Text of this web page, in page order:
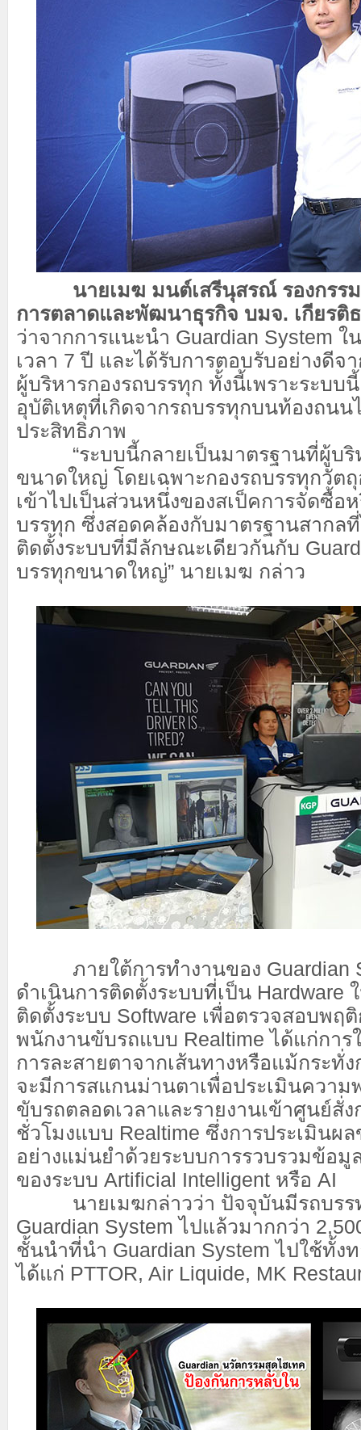
นายเมฆ มนต์เสรีนุสรณ์ รองกรรม
การตลาดและพัฒนาธุรกิจ บมจ. เกียรติ
ว่าจากการแนะนำ Guardian System ใ
เวลา 7 ปี และได้รับการตอบรับอย่างดีจ
ผู้บริหารกองรถบรรทุก ทั้งนี้เพราะระบบ
อุบัติเหตุที่เกิดจากรถบรรทุกบนท้องถนน
ประสิทธิภาพ
“ระบบนี้กลายเป็นมาตรฐานที่ผู้บริห
ขนาดใหญ่ โดยเฉพาะกองรถบรรทุกวัต
เข้าไปเป็นส่วนหนึ่งของสเป็คการจัดซื้อ
บรรทุก ซึ่งสอดคล้องกับมาตรฐานสากล
ติดตั้งระบบที่มีลักษณะเดียวกันกับ
บรรทุกขนาดใหญ่” นายเมฆ กล่าว
ภายใต้การทำงานของ Guardian
ดำเนินการติดตั้งระบบที่เป็น Hardware
ติดตั้งระบบ Software เพื่อตรวจสอบพฤ
พนักงานขับรถแบบ Realtime ได้แก่กา
การละสายตาจากเส้นทางหรือแม้กระทั่
จะมีการสแกนม่านตาเพื่อประเมินควา
ขับรถตลอดเวลาและรายงานเข้าศูนย์สั่
ชั่วโมงแบบ Realtime ซึ่งการประเมินผ
อย่างแม่นยำด้วยระบบการรวบรวมข้อมู
ของระบบ Artificial Intelligent หรือ AI
นายเมฆกล่าวว่า ปัจจุบันมีรถบรร
Guardian System ไปแล้วมากกว่า
ชั้นนำที่นำ Guardian System ไปใช้ทั้ง
ได้แก่ PTTOR, Air Liquide, MK